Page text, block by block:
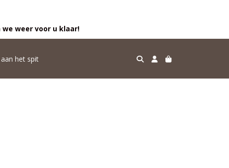
we weer voor u klaar!
het spit